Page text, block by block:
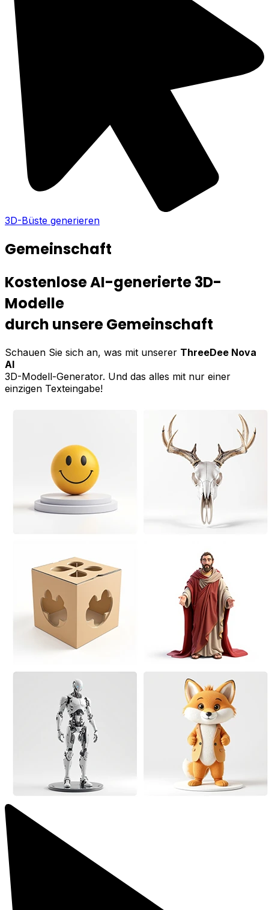
3D-Büste generieren
Gemeinschaft
Kostenlose AI-generierte 3D-
Modelle
durch unsere Gemeinschaft
Schauen Sie sich an, was mit unserer ThreeDee Nova
AI
3D-Modell-Generator. Und das alles mit nur einer
einzigen Texteingabe!